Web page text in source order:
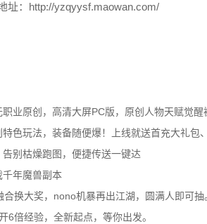
址：http://yzqyysf.maowan.com/
职业原创，高清大屏PC版，原创人物天赋觉
特色玩法，装备随便爆！上线就送首充大礼
别枯燥跑图，便捷传送一键达
千年魔兽副本
合换大奖，nono机暴再出江湖，圆满人即可抽
6倍经验，全新起点，等你出发。